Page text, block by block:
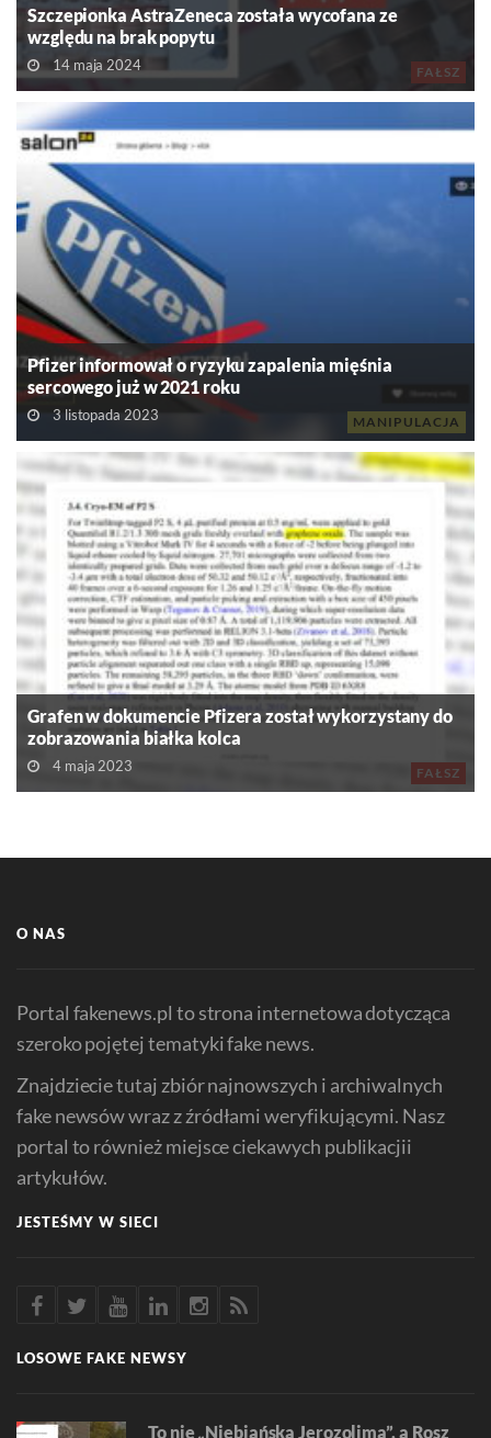
FAŁSZ
Szczepionka AstraZeneca została wycofana ze
względu na brak popytu
14 maja 2024
MANIPULACJA
Pfizer informował o ryzyku zapalenia mięśnia
sercowego już w 2021 roku
3 listopada 2023
FAŁSZ
Grafen w dokumencie Pfizera został wykorzystany do
zobrazowania białka kolca
4 maja 2023
O NAS
Portal fakenews.pl to strona internetowa dotycząca
szeroko pojętej tematyki fake news.
Znajdziecie tutaj zbiór najnowszych i archiwalnych
fake newsów wraz z źródłami weryfikującymi. Nasz
portal to również miejsce ciekawych publikacjii
artykułów.
JESTEŚMY W SIECI
LOSOWE FAKE NEWSY
To nie „Niebiańska Jerozolima”, a Rosz